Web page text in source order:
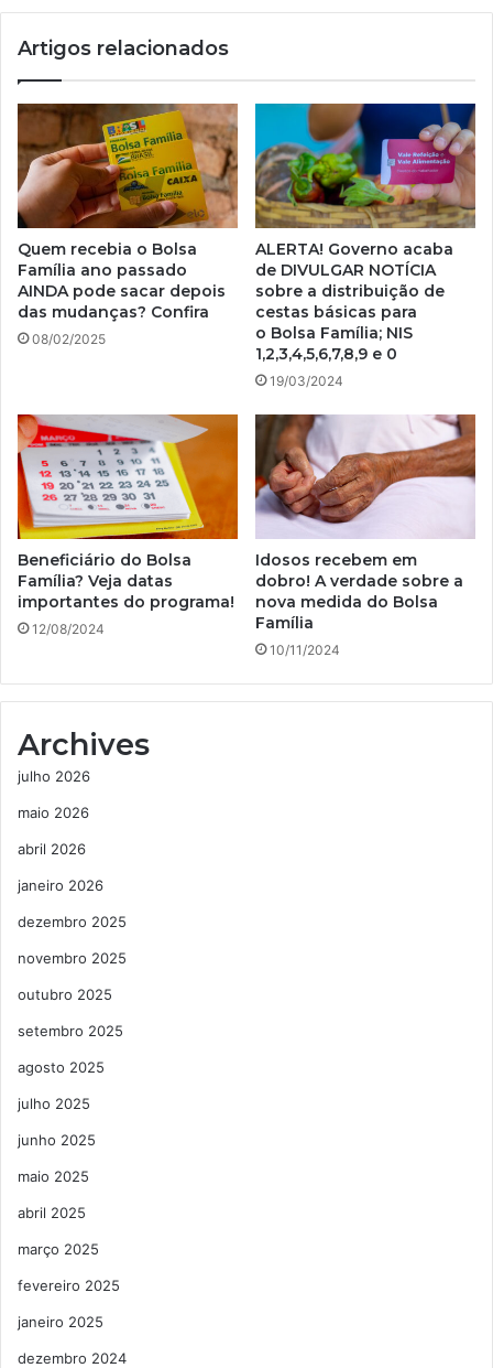
Artigos relacionados
Quem recebia o Bolsa
Família ano passado
AINDA pode sacar depois
das mudanças? Confira
08/02/2025
ALERTA! Governo acaba
de DIVULGAR NOTÍCIA
sobre a distribuição de
cestas básicas para
o Bolsa Família; NIS
1,2,3,4,5,6,7,8,9 e 0
19/03/2024
Beneficiário do Bolsa
Família? Veja datas
importantes do programa!
12/08/2024
Idosos recebem em
dobro! A verdade sobre a
nova medida do Bolsa
Família
10/11/2024
Archives
julho 2026
maio 2026
abril 2026
janeiro 2026
dezembro 2025
novembro 2025
outubro 2025
setembro 2025
agosto 2025
julho 2025
junho 2025
maio 2025
abril 2025
março 2025
fevereiro 2025
janeiro 2025
dezembro 2024